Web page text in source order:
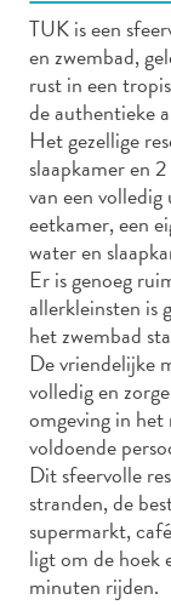
Autoverhuur
Diversen
Duik-
en
Duikoperators
Eten
en
drinken
Kunst
en
cultuur
Nachtleven
en
TUK is een
en zwembad,
rust in een
de authentieke
Het gezellige
slaapkamer en
van een
eetkamer, een
water en
Er is genoeg
allerkleinsten is
het zwembad
De vriendelijke
volledig en
omgeving in
voldoende
Dit sfeervolle
stranden, de
supermarkt,
ligt om de hoek
minuten rijden.